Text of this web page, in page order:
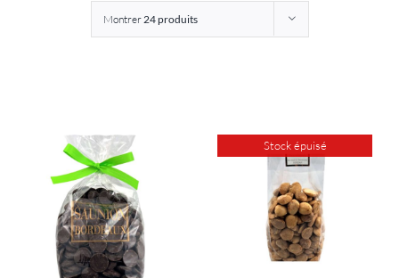
Montrer24 produits
Stock épuisé